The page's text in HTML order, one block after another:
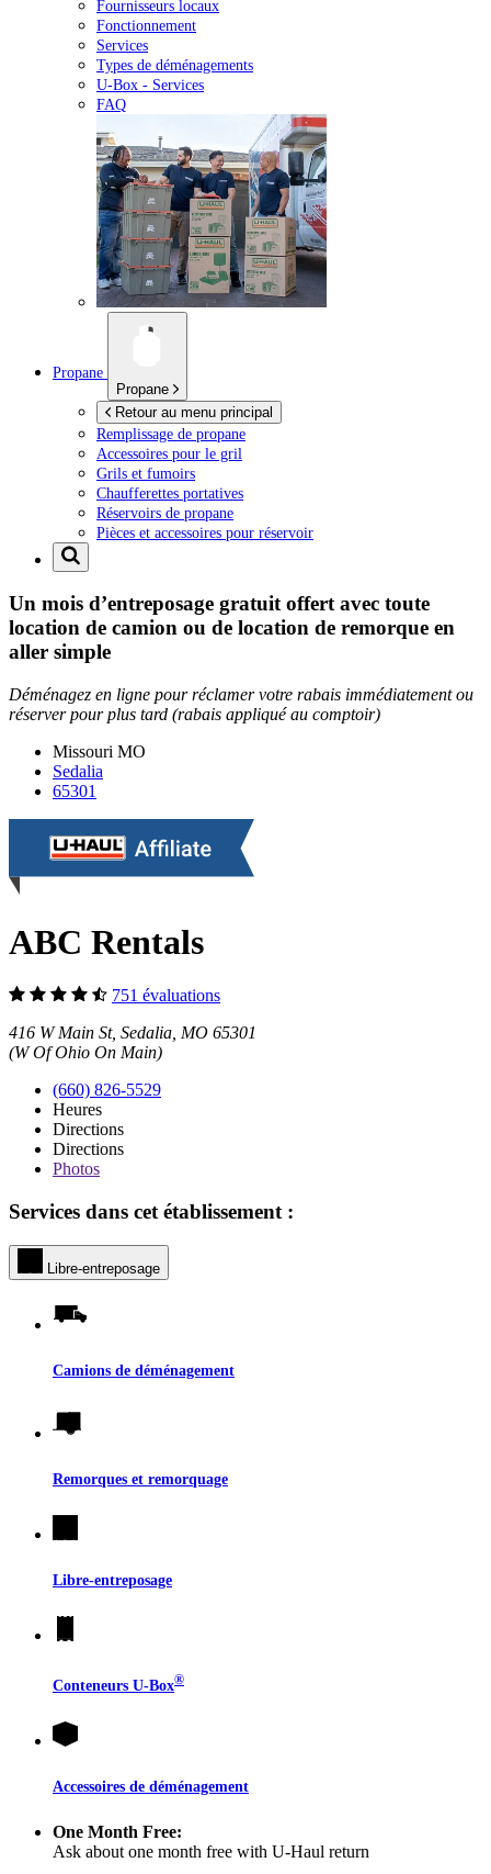
Fournisseurs locaux
Fonctionnement
Services
Types de déménagements
U-Box - Services
FAQ
Propane
Propane
Retour au menu principal
Remplissage de propane
Accessoires pour le gril
Grils et fumoirs
Chaufferettes portatives
Réservoirs de propane
Pièces et accessoires pour réservoir
Un mois d’entreposage gratuit offert avec toute
location de camion ou de location de remorque en
aller simple
Déménagez en ligne pour réclamer votre rabais immédiatement ou
réserver pour plus tard (rabais appliqué au comptoir)
Missouri MO
Sedalia
65301
ABC Rentals
751 évaluations
416 W Main St, Sedalia, MO 65301
(W Of Ohio On Main)
(660) 826-5529
Heures
Directions
Directions
Photos
Services dans cet établissement :
Libre-entreposage
Camions de déménagement
Remorques et remorquage
Libre-entreposage
Conteneurs U-Box®
Accessoires de déménagement
One Month Free:
Ask about one month free with U-Haul return